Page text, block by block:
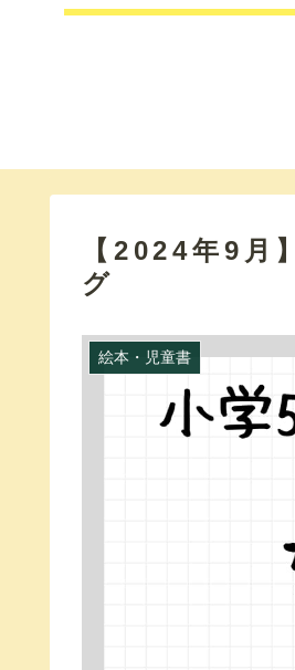
【2024年9月
グ
絵本・児童書